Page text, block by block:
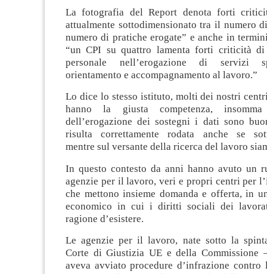
La fotografia del Report denota forti
attualmente sottodimensionato tra il numero
numero di pratiche erogate” e anche in
“un CPI su quattro lamenta forti criticità di
personale nell’erogazione di servizi
orientamento e accompagnamento al lavoro.”
Lo dice lo stesso istituto, molti dei nostri
hanno la giusta competenza,
dell’erogazione dei sostegni i dati sono
risulta correttamente rodata anche se
mentre sul versante della ricerca del lavoro
In questo contesto da anni hanno avuto un
agenzie per il lavoro, veri e propri centri per
che mettono insieme domanda e offerta, in
economico in cui i diritti sociali dei
ragione d’esistere.
Le agenzie per il lavoro, nate sotto la
Corte di Giustizia UE e della Commissione
aveva avviato procedure d’infrazione contro